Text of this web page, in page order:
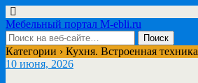
Мебельный портал M-ebli.ru
Категории › Кухня. Встроенная техника
10 июня, 2026